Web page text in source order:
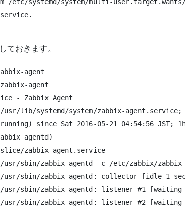
ておきます。
agent
agent
- Zabbix Agent
usr/lib/systemd/system/zabbix-agent.service;
since Sat 2016-05-21 04:54:56 JST;
zabbix-agent.service
usr/sbin/zabbix_agentd -c /etc/zabbix/
usr/sbin/zabbix_agentd: collector [idle 1
usr/sbin/zabbix_agentd: listener #1 [waiting
usr/sbin/zabbix_agentd: listener #2 [waiting